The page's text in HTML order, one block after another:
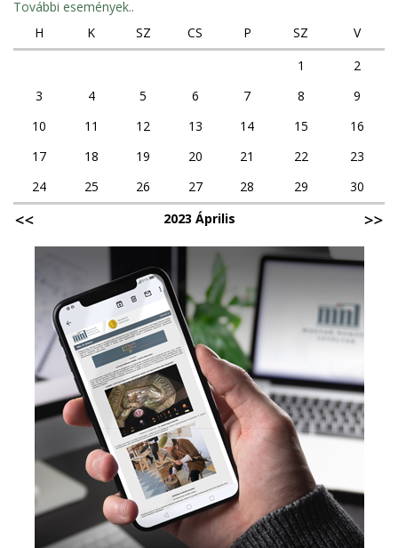
További események..
H
K SZ CS P SZ
V
1
2
3
4 5 6 7 8
9
10
11 12 13 14 15
16
17
18 19 20 21 22
23
24
25 26 27 28 29
30
2023 Április